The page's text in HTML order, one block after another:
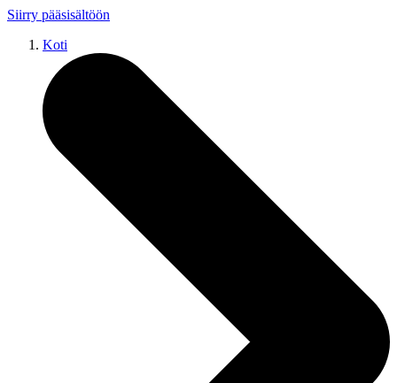
Siirry pääsisältöön
Koti